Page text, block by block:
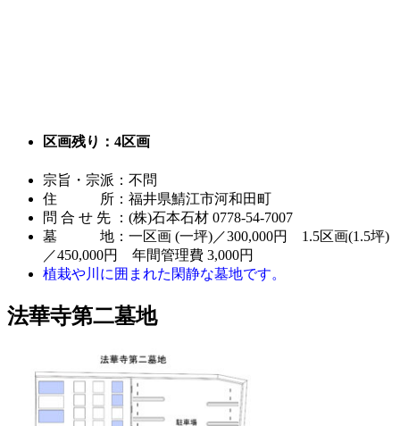
区画残り：4区画
宗旨・宗派：不問
住 所：福井県鯖江市河和田町
問 合 せ 先 ：(株)石本石材 0778-54-7007
墓 地：一区画 (一坪)／300,000円 1.5区画(1.5坪)
／450,000円 年間管理費 3,000円
植栽や川に囲まれた閑静な墓地です。
法華寺第二墓地